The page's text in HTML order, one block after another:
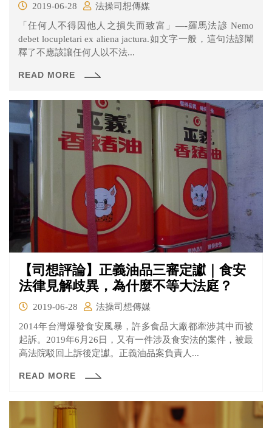
2019-06-28
法操司想傳媒
「任何人不得因他人之損失而致富」—-羅馬法諺 Nemo
debet locupletari ex aliena jactura.如文字一般，這句法諺闡
釋了不應該讓任何人以不法...
READ MORE
【司想評論】正義油品三審定讞｜食安
法律見解歧異，為什麼不等大法庭？
2019-06-28
法操司想傳媒
2014年台灣爆發食安風暴，許多食品大廠都牽涉其中而被
起訴。2019年6月26日，又有一件涉及食安法的案件，被最
高法院駁回上訴後定讞。正義油品案負責人...
READ MORE